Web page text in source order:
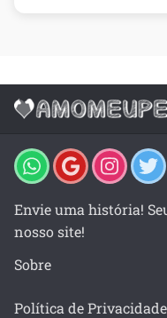
Envie uma história!
nosso site!
Sobre
Política de Privacidade